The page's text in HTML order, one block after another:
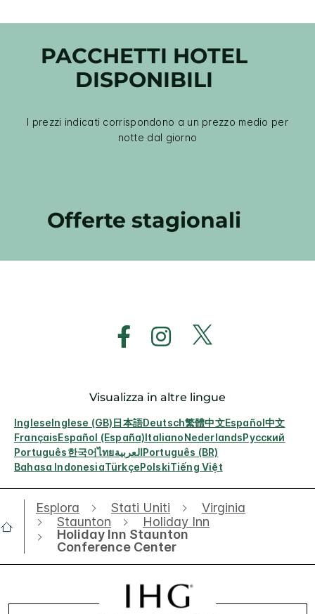
PACCHETTI HOTEL
DISPONIBILI
I prezzi indicati corrispondono a un prezzo medio per
notte dal giorno
Offerte stagionali
Visualizza in altre lingue
IngleseInglese (GB)日本語Deutsch繁體中文Español中文
FrançaisEspañol (España)ItalianoNederlandsРусский
Português한국어ไทยالعربيةPortuguês (BR)
Bahasa IndonesiaTürkçePolskiTiếng Việt
Esplora Stati Uniti
Virginia
Staunton
Holiday Inn
Holiday Inn Staunton
Conference Center